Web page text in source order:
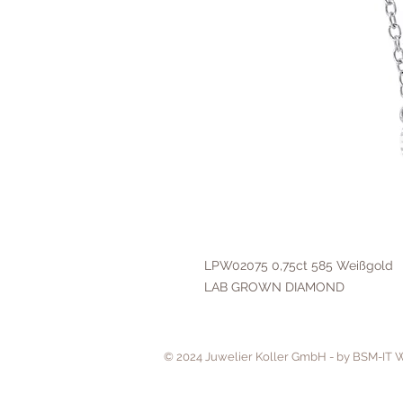
LPW02075 0,75ct 585 Weißgold
LAB GROWN DIAMOND
© 2024 Juwelier Koller GmbH - by BSM-IT